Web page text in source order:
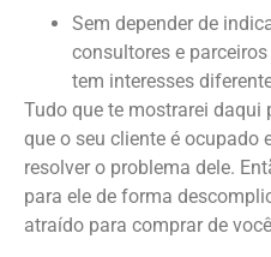
Sem depender de
consultores e
tem interesses
Tudo que te mostrarei
que o seu cliente é ocupado
resolver o problema dele.
para ele de forma
atraído para comprar de